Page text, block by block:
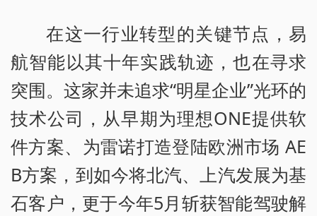
在这一行业转型的关键节点，易
航智能以其十年实践轨迹，也在寻求
突围。这家并未追求“明星企业”光环的
技术公司，从早期为理想ONE提供软
件方案、为雷诺打造登陆欧洲市场 AE
B方案，到如今将北汽、上汽发展为基
石客户，更于今年5月斩获智能驾驶解